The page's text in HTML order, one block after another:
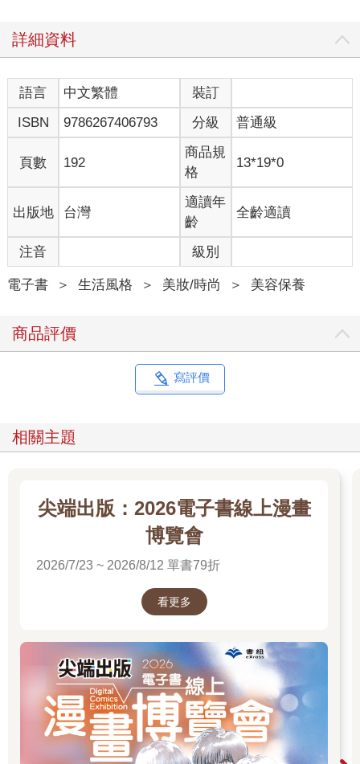
詳細資料
語言 中文繁體
裝訂
ISBN
9786267406793 分級 普通級
頁數 192
商品規
格
13*19*0
出版地 台灣
適讀年
齡
全齡適讀
注音 級別
電子書 ＞ 生活風格 ＞ 美妝/時尚 ＞ 美容保養
商品評價
寫評價
相關主題
尖端出版：2026電子書線上漫畫
博覽會
2026/7/23 ~ 2026/8/12 單書79折
看更多